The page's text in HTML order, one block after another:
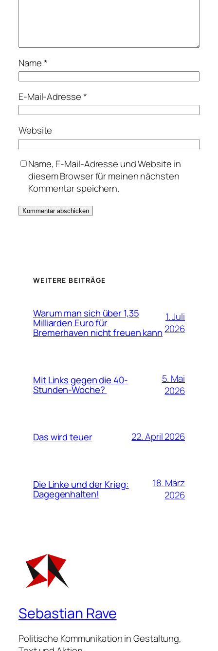
Name*
E-Mail-Adresse*
Website
Name, E-Mail-Adresse und Website in
diesem Browser für meinen nächsten
Kommentar speichern.
WEITERE BEITRÄGE
Warum man sich über 1,35
Milliarden Euro für
Bremerhaven nicht freuen kann
1. Juli
2026
Mit Links gegen die 40-
Stunden-Woche?
5. Mai
2026
Das wird teuer 22. April 2026
Die Linke und der Krieg:
Dagegenhalten!
18. März
2026
Sebastian Rave
Politische Kommunikation in Gestaltung,